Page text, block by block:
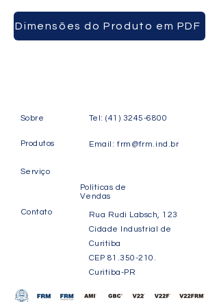
CAIXAS
Dimensões do Produto em PDF
Sobre Tel:(41) 3245-6800
Produtos Email:frm@frm.ind.br
Serviço
Políticas de
Vendas
Contato
Rua Rudi Labsch, 123
Cidade Industrial de
Curitiba
CEP 81.350-210 .
Curitiba-PR